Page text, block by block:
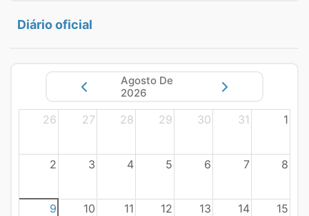
Diário oficial
Agosto De
2026
26 27 28 29 30 31 1
2 3 4 5 6 7 8
9 10 11 12 13 14 15